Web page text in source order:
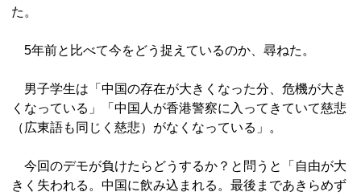
た。
5年前と比べて今をどう捉えているのか、尋ねた。
男子学生は「中国の存在が大きくなった分、危機が大き
くなっている」「中国人が香港警察に入ってきていて慈悲
（広東語も同じく慈悲）がなくなっている」。
今回のデモが負けたらどうするか？と問うと「自由が大
きく失われる。中国に飲み込まれる。最後まであきらめず